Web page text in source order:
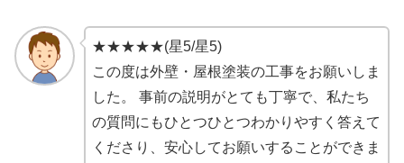
★★★★★(星5/星5)
この度は外壁・屋根塗装の工事をお願いしま
した。 事前の説明がとても丁寧で、私たち
の質問にもひとつひとつわかりやすく答えて
くださり、安心してお願いすることができま